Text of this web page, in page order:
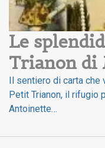
Le
Trianon di
Il sentiero di carta che
Petit Trianon, il rifugio
Antoinette…